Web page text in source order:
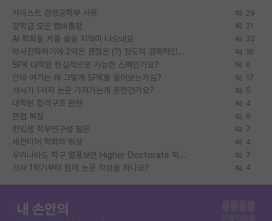
카이스트 경영공학부 서류 29
장학금 모은 랩비통장 21
AI 학회들 거품 슬슬 지적이 나오네요 32
박사진학하기에 2억은 괜찮은 (?) 정도의 경제력인가요 16
SPK 대학원 현실적으로 가능한 스펙인가요? 6
근데 여기는 왜 그렇게 SPK를 물어보는거임? 17
석사가 1저자 논문 가져가는게 흔한건가요? 5
대학원 합격구조 관련 4
면접 복장 6
편입생 학부연구생 질문 7
세컨티어 학회의 위상 4
우리나라도 학구 열풍보면 Higher Doctorate 학위가 필요하다고 봅니다. 7
석사 1학기부터 원래 논문 작성을 하나요? 4